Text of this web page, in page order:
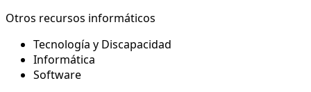
Otros recursos informáticos
Tecnología y Discapacidad
Informática
Software